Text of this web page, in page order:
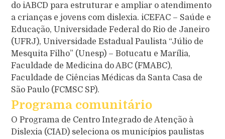
do iABCD para estruturar e ampliar o atendimento
a crianças e jovens com dislexia. iCEFAC – Saúde e
Educação, Universidade Federal do Rio de Janeiro
(UFRJ), Universidade Estadual Paulista “Júlio de
Mesquita Filho” (Unesp) – Botucatu e Marília,
Faculdade de Medicina do ABC (FMABC),
Faculdade de Ciências Médicas da Santa Casa de
São Paulo (FCMSC SP).
Programa comunitário
O Programa de Centro Integrado de Atenção à
Dislexia (CIAD) seleciona os municípios paulistas